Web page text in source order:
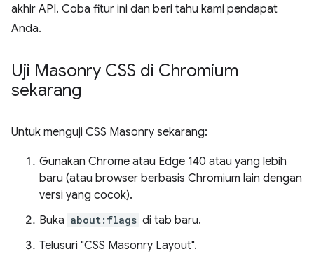
akhir API. Coba fitur ini dan beri tahu kami pendapat
Anda.
Uji Masonry CSS di Chromium
sekarang
Untuk menguji CSS Masonry sekarang:
Gunakan Chrome atau Edge 140 atau yang lebih
baru (atau browser berbasis Chromium lain dengan
versi yang cocok).
Buka about:flags di tab baru.
Telusuri "CSS Masonry Layout".